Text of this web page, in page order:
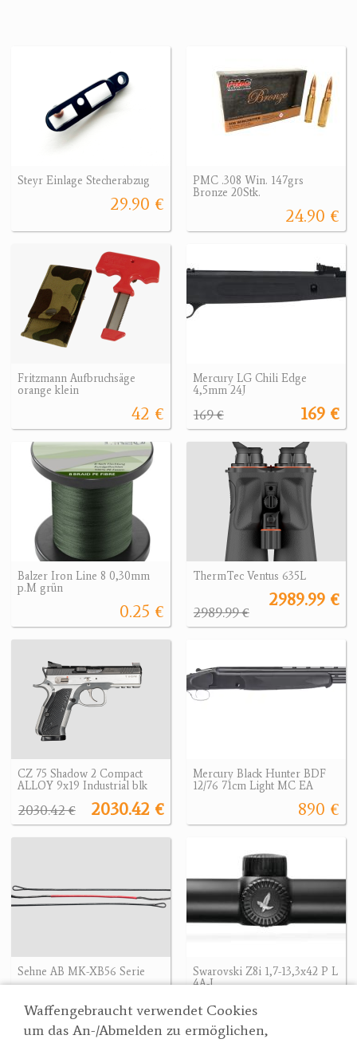
Waffengebraucht verwendet Cookies
um das An-/Abmelden zu ermöglichen,
Steyr Einlage Stecherabzug
29.90 €
PMC .308 Win. 147grs
Bronze 20Stk.
24.90 €
Fritzmann Aufbruchsäge
orange klein
42 €
Mercury LG Chili Edge
4,5mm 24J
169 €
169 €
Balzer Iron Line 8 0,30mm
p.M grün
0.25 €
ThermTec Ventus 635L
2989.99 €
2989.99 €
CZ 75 Shadow 2 Compact
ALLOY 9x19 Industrial blk
2030.42 €
2030.42 €
Mercury Black Hunter BDF
12/76 71cm Light MC EA
890 €
Sehne AB MK-XB56 Serie
Swarovski Z8i 1,7-13,3x42 P L
4A-I